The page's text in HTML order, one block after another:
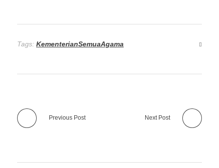
Tags: KementerianSemuaAgama
Previous Post Next Post